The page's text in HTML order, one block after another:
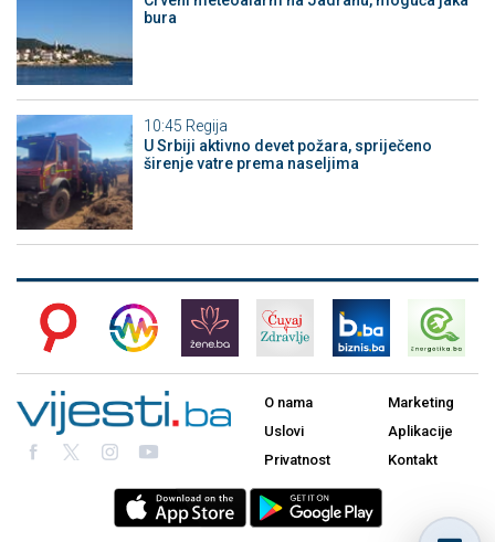
bura
10:45 Regija
U Srbiji aktivno devet požara, spriječeno
širenje vatre prema naseljima
O nama
Uslovi
Privatnost
Marketing
Aplikacije
Kontakt